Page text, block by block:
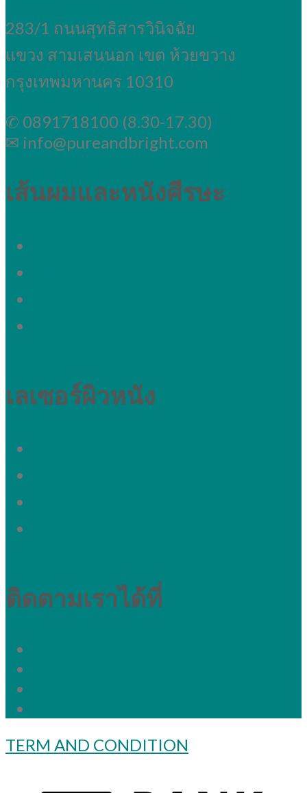
283/1 ถนนสุทธิสารวินิจฉัย
แขวง สามเสนนอก เขต ห้วยขวาง
กรุงเทพมหานคร 10310
✆ 0891718100 (8.30-17.30)
✉ info@pureandbright.com
เส้นผมและหนังศีรษะ
เลเซอร์ผิวหนัง
ติดตามเราได้ที่
TERM AND CONDITION